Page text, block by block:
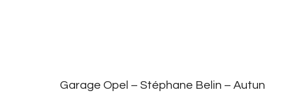
Garage Opel – Stéphane Belin – Autun